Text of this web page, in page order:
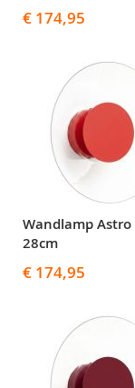
€ 174,95
Wandlamp Astro
28cm
€ 174,95